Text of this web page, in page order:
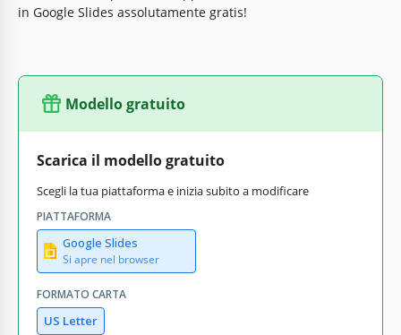
in Google Slides assolutamente gratis!
Modello gratuito
Scarica il modello gratuito
Scegli la tua piattaforma e inizia subito a modificare
PIATTAFORMA
Google Slides
Si apre nel browser
FORMATO CARTA
US Letter